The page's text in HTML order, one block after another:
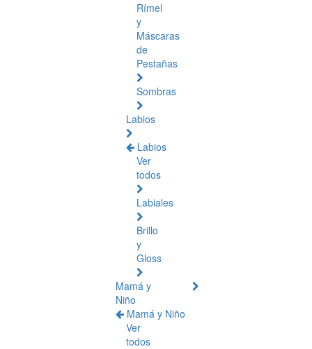
Rímel
y
Máscaras
de
Pestañas
Sombras
Labios
Labios
Ver
todos
Labiales
Brillo
y
Gloss
Mamá y
Niño
Mamá y Niño
Ver
todos